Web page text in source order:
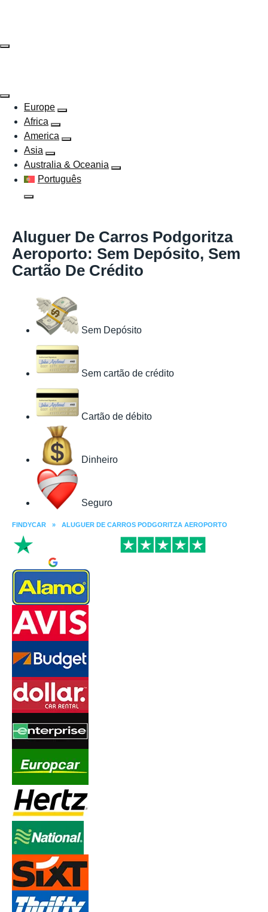
Europe
Africa
America
Asia
Australia & Oceania
Português
Aluguer De Carros Podgoritza
Aeroporto: Sem Depósito, Sem
Cartão De Crédito
Sem Depósito
Sem cartão de crédito
Cartão de débito
Dinheiro
Seguro
FINDYCAR » ALUGUER DE CARROS PODGORITZA AEROPORTO